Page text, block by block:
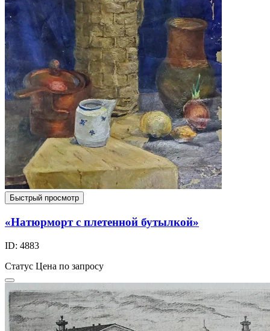
Быстрый просмотр
«Натюрморт с плетенной бутылкой»
ID: 4883
Статус Цена по запросу